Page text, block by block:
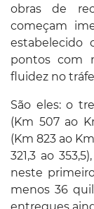
obras de
começam
estabelecido
pontos com
fluidez no
São eles: o
(Km 507 ao
(Km 823 ao
321,3 ao
neste
menos 36